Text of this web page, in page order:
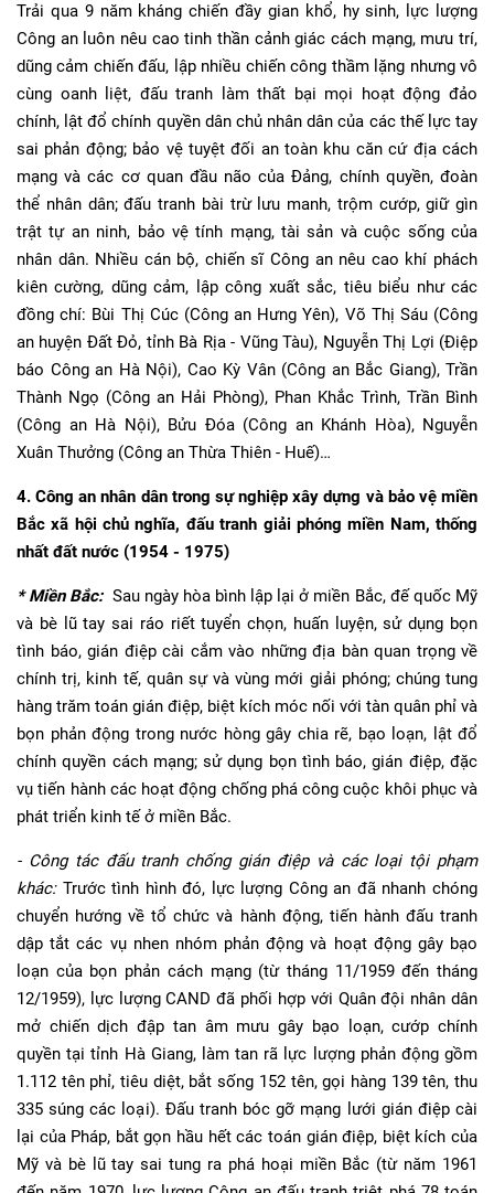
Trải qua 9 năm kháng chiến đầy gian khổ, hy sinh, lực lượng
Công an luôn nêu cao tinh thần cảnh giác cách mạng, mưu trí,
dũng cảm chiến đấu, lập nhiều chiến công thầm lặng nhưng vô
cùng oanh liệt, đấu tranh làm thất bại mọi hoạt động đảo
chính, lật đổ chính quyền dân chủ nhân dân của các thế lực tay
sai phản động; bảo vệ tuyệt đối an toàn khu căn cứ địa cách
mạng và các cơ quan đầu não của Đảng, chính quyền, đoàn
thể nhân dân; đấu tranh bài trừ lưu manh, trộm cướp, giữ gìn
trật tự an ninh, bảo vệ tính mạng, tài sản và cuộc sống của
nhân dân. Nhiều cán bộ, chiến sĩ Công an nêu cao khí phách
kiên cường, dũng cảm, lập công xuất sắc, tiêu biểu như các
đồng chí: Bùi Thị Cúc (Công an Hưng Yên), Võ Thị Sáu (Công
an huyện Đất Đỏ, tỉnh Bà Rịa - Vũng Tàu), Nguyễn Thị Lợi (Điệp
báo Công an Hà Nội), Cao Kỳ Vân (Công an Bắc Giang), Trần
Thành Ngọ (Công an Hải Phòng), Phan Khắc Trình, Trần Bình
(Công an Hà Nội), Bửu Đóa (Công an Khánh Hòa), Nguyễn
Xuân Thưởng (Công an Thừa Thiên - Huế)…
4. Công an nhân dân trong sự nghiệp xây dựng và bảo vệ miền
Bắc xã hội chủ nghĩa, đấu tranh giải phóng miền Nam, thống
nhất đất nước (1954 - 1975)
* Miền Bắc: Sau ngày hòa bình lập lại ở miền Bắc, đế quốc Mỹ
và bè lũ tay sai ráo riết tuyển chọn, huấn luyện, sử dụng bọn
tình báo, gián điệp cài cắm vào những địa bàn quan trọng về
chính trị, kinh tế, quân sự và vùng mới giải phóng; chúng tung
hàng trăm toán gián điệp, biệt kích móc nối với tàn quân phỉ và
bọn phản động trong nước hòng gây chia rẽ, bạo loạn, lật đổ
chính quyền cách mạng; sử dụng bọn tình báo, gián điệp, đặc
vụ tiến hành các hoạt động chống phá công cuộc khôi phục và
phát triển kinh tế ở miền Bắc.
- Công tác đấu tranh chống gián điệp và các loại tội phạm
khác:Trước tình hình đó, lực lượng Công an đã nhanh chóng
chuyển hướng về tổ chức và hành động, tiến hành đấu tranh
dập tắt các vụ nhen nhóm phản động và hoạt động gây bạo
loạn của bọn phản cách mạng (từ tháng 11/1959 đến tháng
12/1959), lực lượng CAND đã phối hợp với Quân đội nhân dân
mở chiến dịch đập tan âm mưu gây bạo loạn, cướp chính
quyền tại tỉnh Hà Giang, làm tan rã lực lượng phản động gồm
1.112 tên phỉ, tiêu diệt, bắt sống 152 tên, gọi hàng 139 tên, thu
335 súng các loại). Đấu tranh bóc gỡ mạng lưới gián điệp cài
lại của Pháp, bắt gọn hầu hết các toán gián điệp, biệt kích của
Mỹ và bè lũ tay sai tung ra phá hoại miền Bắc (từ năm 1961